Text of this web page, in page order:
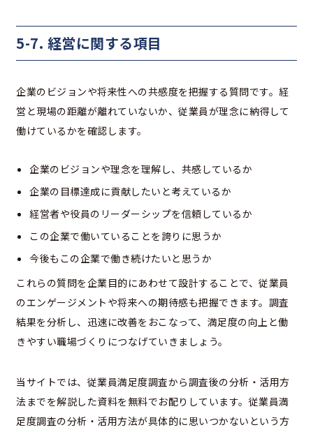
5-7. 経営に関する項目
企業のビジョンや将来性への共感度を把握する質問です。経
営と現場の距離が離れていないか、従業員が理念に納得して
働けているかを確認します。
企業のビジョンや理念を理解し、共感しているか
企業の目標達成に貢献したいと考えているか
経営者や役員のリーダーシップを信頼しているか
この企業で働いていることを誇りに思うか
今後もこの企業で働き続けたいと思うか
これらの質問を企業目的にあわせて設計することで、従業員
のエンゲージメントや将来への期待感も把握できます。調査
結果を分析し、迅速に改善をおこなって、満足度の向上と働
きやすい職場づくりにつなげていきましょう。
当サイトでは、従業員満足度調査から調査後の分析・活用方
法までを解説した資料を無料でお配りしています。従業員満
足度調査の分析・活用方法が具体的に思いつかないという方